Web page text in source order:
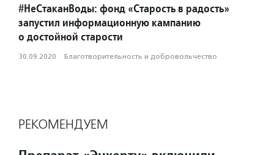
#НеСтаканВоды: фонд «Старость в радость»
запустил информационную кампанию
о достойной старости
30.09.2020 · Благотвори­тель­ность и доброволь­чест­во
РЕКОМЕНДУЕМ